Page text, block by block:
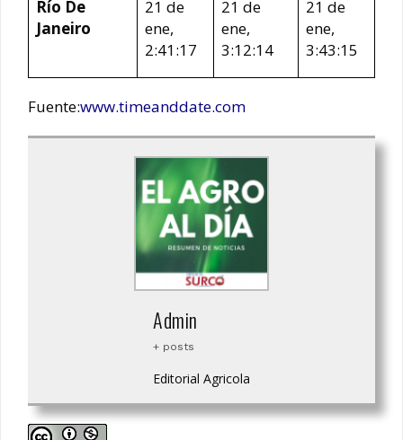
Río De
Janeiro
21 de
ene,
2:41:17
21 de
ene,
3:12:14
21 de
ene,
3:43:15
Fuente:www.timeanddate.com
Admin
+ posts
Editorial Agricola